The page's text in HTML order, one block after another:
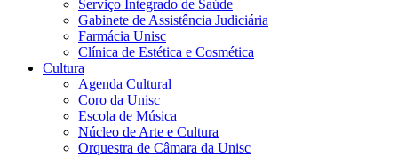
Serviço Integrado de Saúde
Gabinete de Assistência Judiciária
Farmácia Unisc
Clínica de Estética e Cosmética
Cultura
Agenda Cultural
Coro da Unisc
Escola de Música
Núcleo de Arte e Cultura
Orquestra de Câmara da Unisc